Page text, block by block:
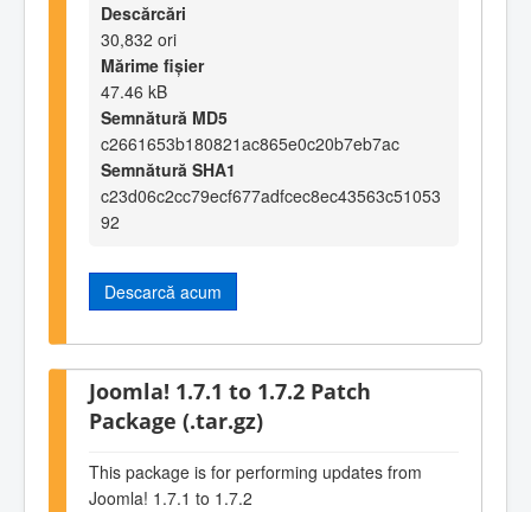
Descărcări
30,832 ori
Mărime fișier
47.46 kB
Semnătură MD5
c2661653b180821ac865e0c20b7eb7ac
Semnătură SHA1
c23d06c2cc79ecf677adfcec8ec43563c51053
92
Descarcă acum
Joomla! 1.7.1 to 1.7.2 Patch
Package (.tar.gz)
This package is for performing updates from
Joomla! 1.7.1 to 1.7.2